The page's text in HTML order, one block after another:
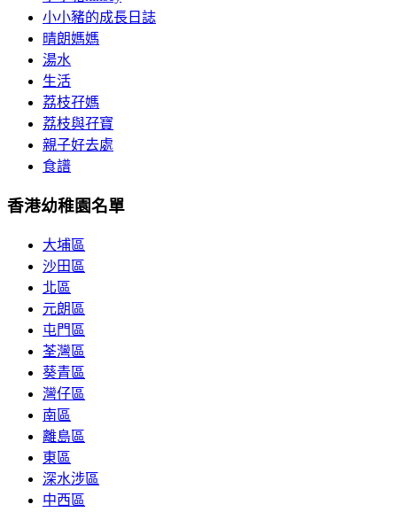
小小豬的成長日誌
晴朗媽媽
湯水
生活
荔枝孖媽
荔枝與孖寶
親子好去處
食譜
香港幼稚園名單
大埔區
沙田區
北區
元朗區
屯門區
荃灣區
葵青區
灣仔區
南區
離島區
東區
深水涉區
中西區